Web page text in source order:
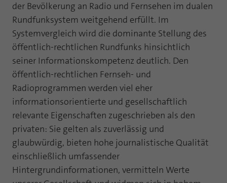
der Bevölkerung an Radio und Fernsehen im dualen
Rundfunksystem weitgehend erfüllt. Im
Systemvergleich wird die dominante Stellung des
öffentlich-rechtlichen Rundfunks hinsichtlich
seiner Informationskompetenz deutlich. Den
öffentlich-rechtlichen Fernseh- und
Radioprogrammen werden viel eher
informationsorientierte und gesellschaftlich
relevante Eigenschaften zugeschrieben als den
privaten: Sie gelten als zuverlässig und
glaubwürdig, bieten hohe journalistische Qualität
einschließlich umfassender
Hintergrundinformationen, vermitteln Werte